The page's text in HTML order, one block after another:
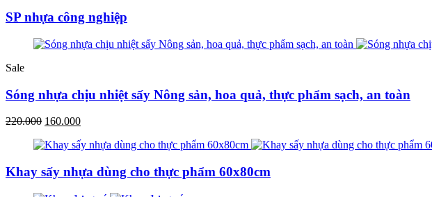
SP nhựa công nghiệp
Sale
Sóng nhựa chịu nhiệt sấy Nông sản, hoa quả, thực phẩm sạch, an toàn
220.000 160.000
Khay sấy nhựa dùng cho thực phẩm 60x80cm